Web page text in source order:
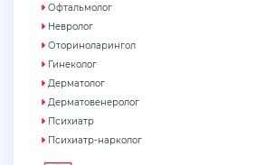
Офтальмолог
Невролог
Оториноларингол
Гинеколог
Дерматолог
Дерматовенеролог
Психиатр
Психиатр-нарколог